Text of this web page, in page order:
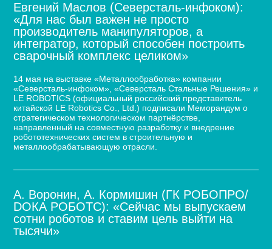
Евгений Маслов (Северсталь-инфоком):
«Для нас был важен не просто
производитель манипуляторов, а
интегратор, который способен построить
сварочный комплекс целиком»
14 мая на выставке «Металлообработка» компании
«Северсталь-инфоком», «Северсталь Стальные Решения» и
LE ROBOTICS (официальный российский представитель
китайской LE Robotics Co., Ltd.) подписали Меморандум о
стратегическом технологическом партнёрстве,
направленный на совместную разработку и внедрение
робототехнических систем в строительную и
металлообрабатывающую отрасли.
А. Воронин, А. Кормишин (ГК РОБОПРО/
DOКА РОБОТС): «Сейчас мы выпускаем
сотни роботов и ставим цель выйти на
тысячи»